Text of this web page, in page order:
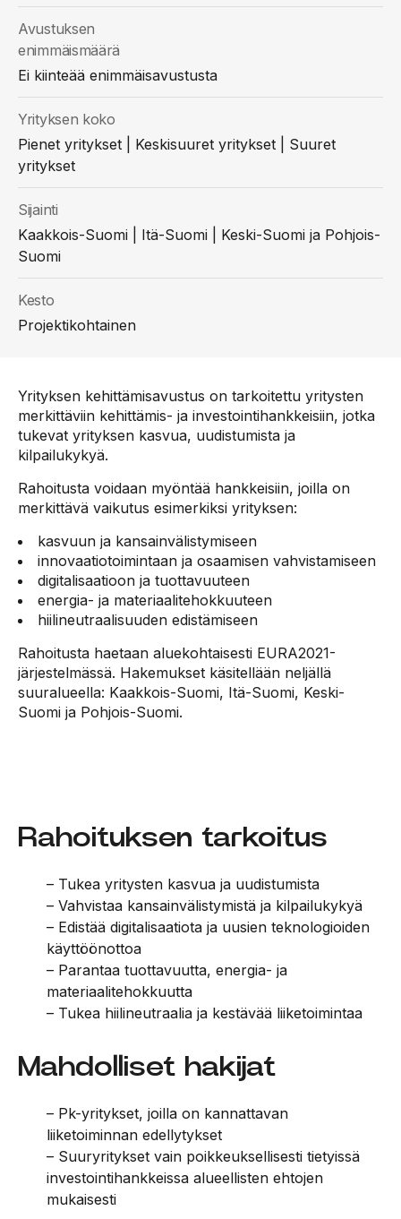
Yrityksen kehittämisavustus on tarkoitettu yritysten
merkittäviin kehittämis- ja investointihankkeisiin, jotka
tukevat yrityksen kasvua, uudistumista ja
kilpailukykyä.
Rahoitusta voidaan myöntää hankkeisiin, joilla on
merkittävä vaikutus esimerkiksi yrityksen:
kasvuun ja kansainvälistymiseen
innovaatiotoimintaan ja osaamisen vahvistamiseen
digitalisaatioon ja tuottavuuteen
energia- ja materiaalitehokkuuteen
hiilineutraalisuuden edistämiseen
Rahoitusta haetaan aluekohtaisesti EURA2021-
järjestelmässä. Hakemukset käsitellään neljällä
suuralueella: Kaakkois-Suomi, Itä-Suomi, Keski-
Suomi ja Pohjois-Suomi.
Avustuksen
enimmäismäärä
Ei kiinteää enimmäisavustusta
Yrityksen koko
Pienet yritykset | Keskisuuret yritykset | Suuret
yritykset
Sijainti
Kaakkois-Suomi | Itä-Suomi | Keski-Suomi ja Pohjois-
Suomi
Kesto
Projektikohtainen
Rahoituksen tarkoitus
– Tukea yritysten kasvua ja uudistumista
– Vahvistaa kansainvälistymistä ja kilpailukykyä
– Edistää digitalisaatiota ja uusien teknologioiden
käyttöönottoa
– Parantaa tuottavuutta, energia- ja
materiaalitehokkuutta
– Tukea hiilineutraalia ja kestävää liiketoimintaa
Mahdolliset hakijat
– Pk-yritykset, joilla on kannattavan
liiketoiminnan edellytykset
– Suuryritykset vain poikkeuksellisesti tietyissä
investointihankkeissa alueellisten ehtojen
mukaisesti